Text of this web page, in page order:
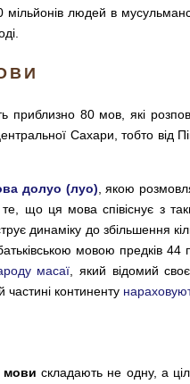
людей в
приблизно 80 мов, які
Сахари, тобто від
долуо (луо) , якою
що ця мова співіснує з
динаміку до збільшення
мовою предків
масаї , який відомий
частині континенту
мови складають не одну, а